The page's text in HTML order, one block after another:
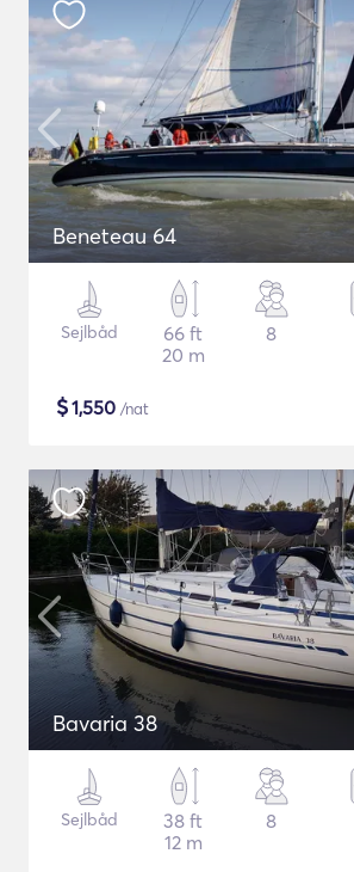
Beneteau 64
Sejlbåd
66 ft
20 m
8
$1,550 /nat
Bavaria 38
Sejlbåd
38 ft
12 m
8